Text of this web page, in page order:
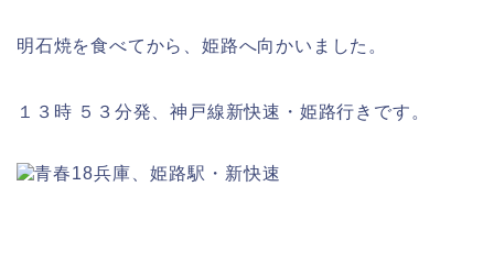
明石焼を食べてから、姫路へ向かいました。
１３時 ５３分発、神戸線新快速・姫路行きです。